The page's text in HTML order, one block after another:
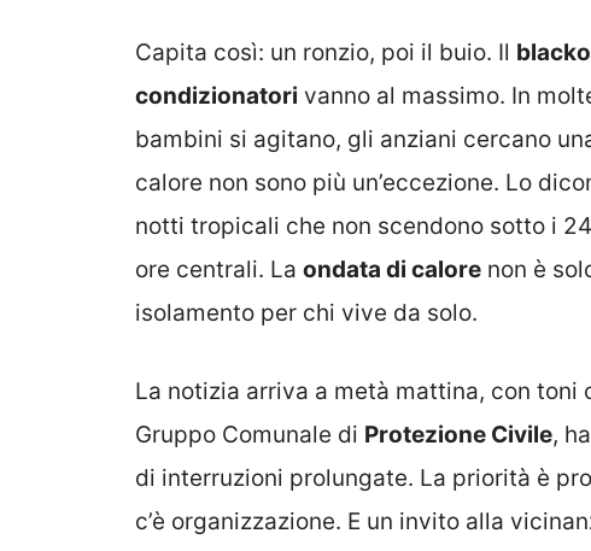
Capita così: un ronzio, poi il buio. Il
condizionatori vanno al massimo. In
bambini si agitano, gli anziani cercano
calore non sono più un’eccezione. Lo
notti tropicali che non scendono sotto i
ore centrali. La ondata di calore non è
isolamento per chi vive da solo.
La notizia arriva a metà mattina, con toni
Gruppo Comunale di Protezione Civile,
di interruzioni prolungate. La priorità è
c’è organizzazione. E un invito alla